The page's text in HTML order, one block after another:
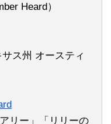
Heard）
ス州 オースティ
リー」「リリーの